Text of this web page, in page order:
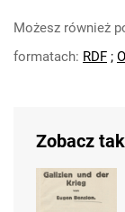
Możesz również
formatach: RDF ;
Zobacz